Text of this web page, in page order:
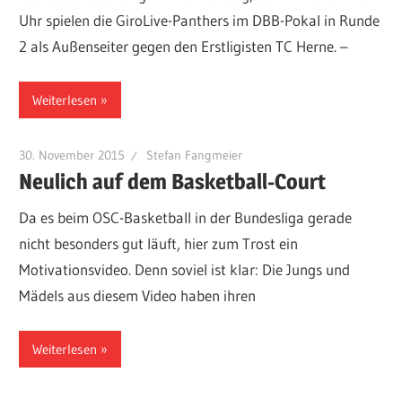
Uhr spielen die GiroLive-Panthers im DBB-Pokal in Runde
2 als Außenseiter gegen den Erstligisten TC Herne. –
Weiterlesen
30. November 2015 Stefan Fangmeier
Neulich auf dem Basketball-Court
Da es beim OSC-Basketball in der Bundesliga gerade
nicht besonders gut läuft, hier zum Trost ein
Motivationsvideo. Denn soviel ist klar: Die Jungs und
Mädels aus diesem Video haben ihren
Weiterlesen